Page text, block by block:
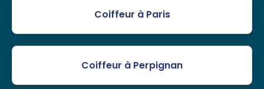
Coiffeur à Paris
Coiffeur à Perpignan